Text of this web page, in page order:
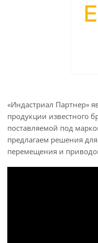
«Индастриал Партнер»
продукции известного
поставляемой под
предлагаем решения
перемещения и